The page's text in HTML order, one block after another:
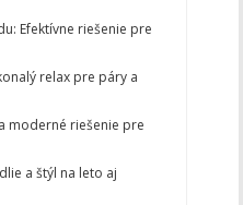
Efektívne riešenie pre
relax pre páry a
moderné riešenie pre
a štýl na leto aj